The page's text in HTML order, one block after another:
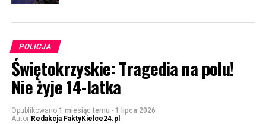
POLICJA
Świętokrzyskie: Tragedia na polu!
Nie żyje 14-latka
Opublikowano 1 miesiąc temu - 1 lipca 2026
Autor Redakcja FaktyKielce24.pl